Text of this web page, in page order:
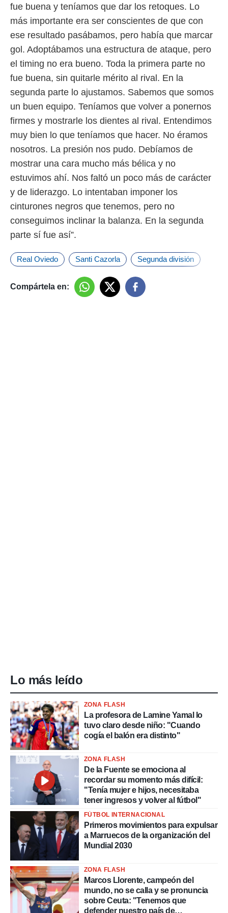
crear un
contenido
medir el
de la
el
de
de
de
de
uso de
e
publicidad
fue buena y teníamos que dar los retoques. Lo
más importante era ser conscientes de que con
ese resultado pasábamos, pero había que marcar
gol. Adoptábamos una estructura de ataque, pero
el timing no era bueno. Toda la primera parte no
fue buena, sin quitarle mérito al rival. En la
segunda parte lo ajustamos. Sabemos que somos
un buen equipo. Teníamos que volver a ponernos
firmes y mostrarle los dientes al rival. Entendimos
muy bien lo que teníamos que hacer. No éramos
nosotros. La presión nos pudo. Debíamos de
mostrar una cara mucho más bélica y no
estuvimos ahí. Nos faltó un poco más de carácter
y de liderazgo. Lo intentaban imponer los
cinturones negros que tenemos, pero no
conseguimos inclinar la balanza. En la segunda
parte sí fue así”.
Real Oviedo Santi Cazorla Segunda división
Compártela en:
Lo más leído
ZONA FLASH
La profesora de Lamine Yamal lo
tuvo claro desde niño: "Cuando
cogía el balón era distinto"
ZONA FLASH
De la Fuente se emociona al
recordar su momento más difícil:
"Tenía mujer e hijos, necesitaba
tener ingresos y volver al fútbol"
FÚTBOL INTERNACIONAL
Primeros movimientos para expulsar
a Marruecos de la organización del
Mundial 2030
ZONA FLASH
Marcos Llorente, campeón del
mundo, no se calla y se pronuncia
sobre Ceuta: "Tenemos que
defender nuestro país de